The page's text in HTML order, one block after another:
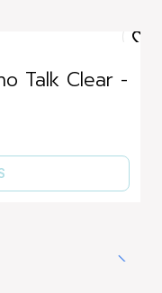
Talk Clear -